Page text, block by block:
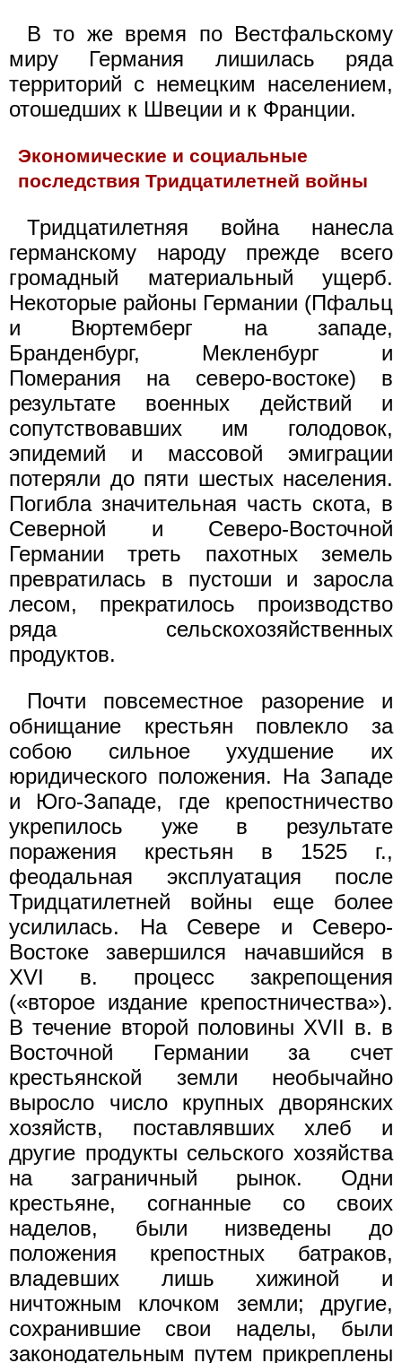
В то же время по Вестфальскому
миру Германия лишилась ряда
территорий с немецким населением,
отошедших к Швеции и к Франции.
Экономические и социальные
последствия Тридцатилетней войны
Тридцатилетняя война нанесла
германскому народу прежде всего
громадный материальный ущерб.
Некоторые районы Германии (Пфальц
и Вюртемберг на западе,
Бранденбург, Мекленбург и
Померания на северо-востоке) в
результате военных действий и
сопутствовавших им голодовок,
эпидемий и массовой эмиграции
потеряли до пяти шестых населения.
Погибла значительная часть скота, в
Северной и Северо-Восточной
Германии треть пахотных земель
превратилась в пустоши и заросла
лесом, прекратилось производство
ряда сельскохозяйственных
продуктов.
Почти повсеместное разорение и
обнищание крестьян повлекло за
собою сильное ухудшение их
юридического положения. На Западе
и Юго-Западе, где крепостничество
укрепилось уже в результате
поражения крестьян в 1525 г.,
феодальная эксплуатация после
Тридцатилетней войны еще более
усилилась. На Севере и Северо-
Востоке завершился начавшийся в
XVI в. процесс закрепощения
(«второе издание крепостничества»).
В течение второй половины XVII в. в
Восточной Германии за счет
крестьянской земли необычайно
выросло число крупных дворянских
хозяйств, поставлявших хлеб и
другие продукты сельского хозяйства
на заграничный рынок. Одни
крестьяне, согнанные со своих
наделов, были низведены до
положения крепостных батраков,
владевших лишь хижиной и
ничтожным клочком земли; другие,
сохранившие свои наделы, были
законодательным путем прикреплены